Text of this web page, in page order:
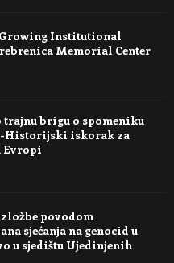
Institutional
Memorial Center
trajnu brigu o spomeniku
Historijski iskorak za
Evropi
povodom
sjećanja na genocid u
u sjedištu Ujedinjenih